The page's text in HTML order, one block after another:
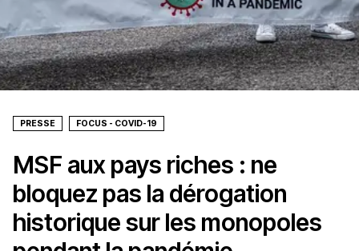
PRESSE FOCUS - COVID-19
MSF aux pays riches : ne
bloquez pas la dérogation
historique sur les monopoles